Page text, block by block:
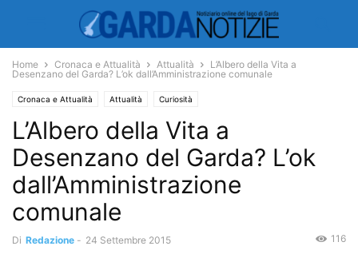
Home Cronaca e Attualità Attualità
L’Albero della Vita a
Desenzano del Garda? L’ok dall’Amministrazione comunale
Cronaca e Attualità Attualità Curiosità
L’Albero della Vita a
Desenzano del Garda? L’ok
dall’Amministrazione
comunale
Di Redazione - 24 Settembre 2015 116